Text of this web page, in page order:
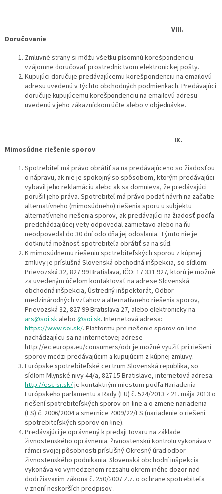
VIII.
Doručovanie
Zmluvné strany si môžu všetku písomnú korešpondenciu
vzájomne doručovať prostredníctvom elektronickej pošty.
Kupujúci doručuje predávajúcemu korešpondenciu na emailovú
adresu uvedenú v týchto obchodných podmienkach. Predávajúci
doručuje kupujúcemu korešpondenciu na emailovú adresu
uvedenú v jeho zákazníckom účte alebo v objednávke.
IX.
Mimosúdne riešenie sporov
Spotrebiteľ má právo obrátiť sa na predávajúceho so žiadosťou
o nápravu, ak nie je spokojný so spôsobom, ktorým predávajúci
vybavil jeho reklamáciu alebo ak sa domnieva, že predávajúci
porušil jeho práva. Spotrebiteľ má právo podať návrh na začatie
alternatívneho (mimosúdneho) riešenia sporu u subjektu
alternatívneho riešenia sporov, ak predávajúci na žiadosť podľa
predchádzajúcej vety odpovedal zamietavo alebo na ňu
neodpovedal do 30 dní odo dňa jej odoslania. Týmto nie je
dotknutá možnosť spotrebiteľa obrátiť sa na súd.
K mimosúdnemu riešeniu spotrebiteľských sporou z kúpnej
zmluvy je príslušná Slovenská obchodná inšpekcia, so sídlom:
Prievozská 32, 827 99 Bratislava, IČO: 17 331 927, ktorú je možné
za uvedeným účelom kontaktovať na adrese Slovenská
obchodná inšpekcia, Ústredný inšpektorát, Odbor
medzinárodných vzťahov a alternatívneho riešenia sporov,
Prievozská 32, 827 99 Bratislava 27, alebo elektronicky na
ars@soi.sk alebo @soi.sk. Internetová adresa:
https://www.soi.sk/. Platformu pre riešenie sporov on-line
nachádzajúcu sa na internetovej adrese
http://ec.europa.eu/consumers/odr je možné využiť pri riešení
sporov medzi predávajúcim a kupujúcim z kúpnej zmluvy.
Európske spotrebiteľské centrum Slovenská republika, so
sídlom Mlynské nivy 44/a, 827 15 Bratislave, internetová adresa:
http://esc-sr.sk/je kontaktným miestom podľa Nariadenia
Európskeho parlamentu a Rady (EU) č. 524/2013 z 21. mája 2013 o
riešení spotrebiteľských sporov on-line a o zmene nariadenia
(ES) č. 2006/2004 a smernice 2009/22/ES (nariadenie o riešení
spotrebiteľských sporov on-line).
Predávajúci je oprávnený k predaji tovaru na základe
živnostenského oprávnenia. Živnostenskú kontrolu vykonáva v
rámci svojej pôsobnosti príslušný Okresný úrad odbor
živnostenského podnikania. Slovenská obchodní inšpekcia
vykonáva vo vymedzenom rozsahu okrem iného dozor nad
dodržiavaním zákona č. 250/2007 Z.z. o ochrane spotrebiteľa
v znení neskorších predpisov .